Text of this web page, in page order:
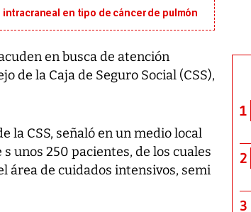
en tipo de cáncer de pulmón
en busca de atención
de la Caja de Seguro Social (CSS),
la CSS, señaló en un medio local
unos 250 pacientes, de los cuales
área de cuidados intensivos, semi
1
2
3